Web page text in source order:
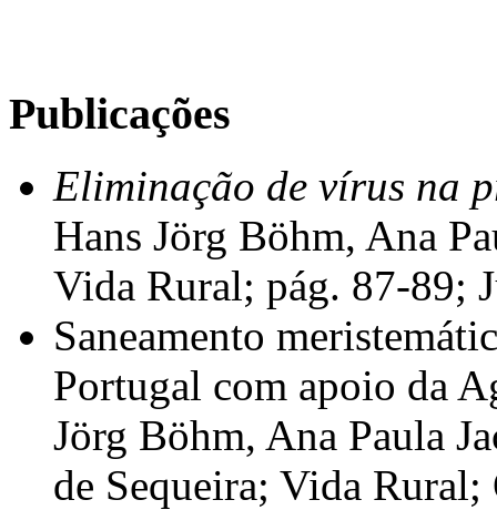
Publicações
Eliminação de vírus na
Hans Jörg Böhm, Ana
Vida Rural; pág. 87‑89;
Saneamento
Portugal com apoio da
Jörg Böhm, Ana Paula
de Sequeira; Vida Rural;